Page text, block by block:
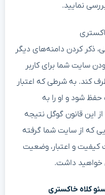
نمایید.
ذکر کردن دامنه‌های دیگر
سایت شما برای کاربر
کند. به شرطی که اعتبار
شود و او را به
این قانون گوگل نتیجه
که از سایت شما گرفته
و اعتبار، وضعیت
خواهید داشت.
کلاه خاکستری